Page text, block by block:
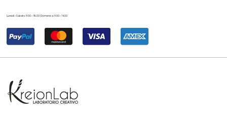
Lunedì – Sabato: 9.00 – 18.00 | Domenica: 9.00 – 14.00